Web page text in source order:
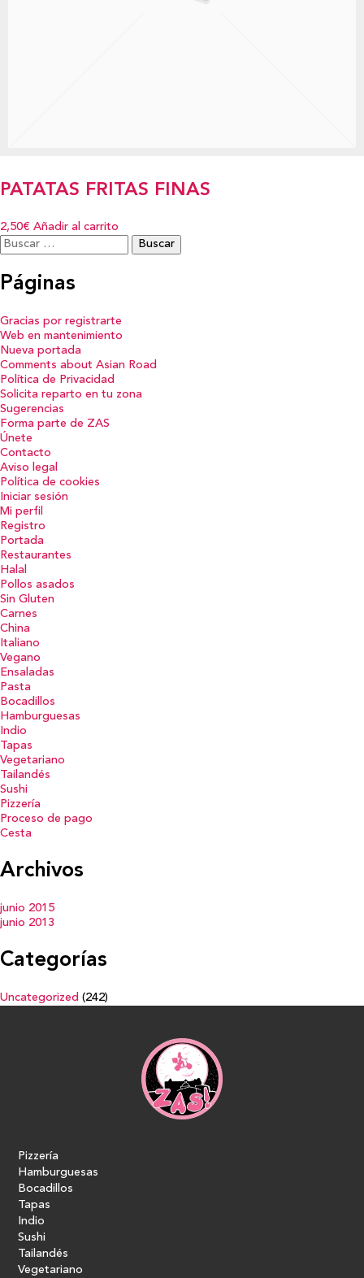
PATATAS FRITAS FINAS
2,50€ Añadir al carrito
Buscar:
Páginas
Gracias por registrarte
Web en mantenimiento
Nueva portada
Comments about Asian Road
Política de Privacidad
Solicita reparto en tu zona
Sugerencias
Forma parte de ZAS
Únete
Contacto
Aviso legal
Política de cookies
Iniciar sesión
Mi perfil
Registro
Portada
Restaurantes
Halal
Pollos asados
Sin Gluten
Carnes
China
Italiano
Vegano
Ensaladas
Pasta
Bocadillos
Hamburguesas
Indio
Tapas
Vegetariano
Tailandés
Sushi
Pizzería
Proceso de pago
Cesta
Archivos
junio 2015
junio 2013
Categorías
Uncategorized (242)
Pizzería
Hamburguesas
Bocadillos
Tapas
Indio
Sushi
Tailandés
Vegetariano